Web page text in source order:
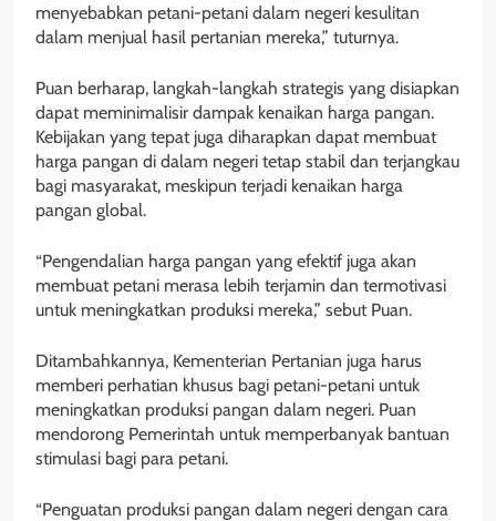
menyebabkan petani-petani dalam negeri kesulitan
dalam menjual hasil pertanian mereka,” tuturnya.
Puan berharap, langkah-langkah strategis yang disiapkan
dapat meminimalisir dampak kenaikan harga pangan.
Kebijakan yang tepat juga diharapkan dapat membuat
harga pangan di dalam negeri tetap stabil dan terjangkau
bagi masyarakat, meskipun terjadi kenaikan harga
pangan global.
“Pengendalian harga pangan yang efektif juga akan
membuat petani merasa lebih terjamin dan termotivasi
untuk meningkatkan produksi mereka,” sebut Puan.
Ditambahkannya, Kementerian Pertanian juga harus
memberi perhatian khusus bagi petani-petani untuk
meningkatkan produksi pangan dalam negeri. Puan
mendorong Pemerintah untuk memperbanyak bantuan
stimulasi bagi para petani.
“Penguatan produksi pangan dalam negeri dengan cara